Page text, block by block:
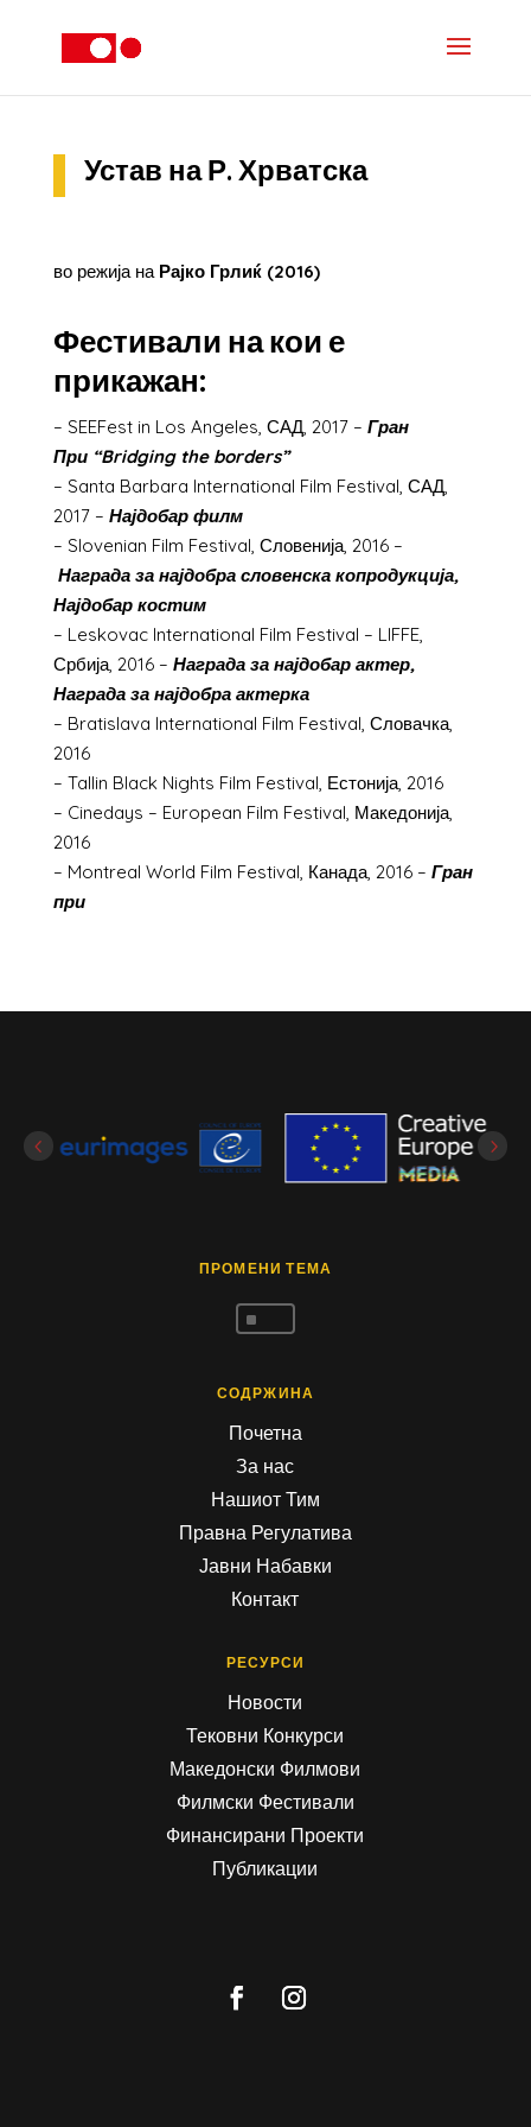
Устав на Р. Хрватска
во режија на Рајко Грлиќ (2016)
Фестивали на кои е
прикажан:
– SEEFest in Los Angeles, САД, 2017 – Гран
При “Bridging the borders”
– Santa Barbara International Film Festival, САД,
2017 – Најдобар филм
– Slovenian Film Festival, Словенија, 2016 –
Награда за најдобра словенска копродукција,
Најдобар костим
– Leskovac International Film Festival – LIFFE,
Србија, 2016 – Награда за најдобар актер,
Награда за најдобра актерка
– Bratislava International Film Festival, Словачка,
2016
– Tallin Black Nights Film Festival, Естонија, 2016
– Cinedays – European Film Festival, Македонија,
2016
– Montreal World Film Festival, Канада, 2016 – Гран
при
ПРОМЕНИ ТЕМА
^
СОДРЖИНА
Почетна
За нас
Нашиот Тим
Правна Регулатива
Јавни Набавки
Контакт
РЕСУРСИ
Новости
Тековни Конкурси
Македонски Филмови
Филмски Фестивали
Финансирани Проекти
Публикации